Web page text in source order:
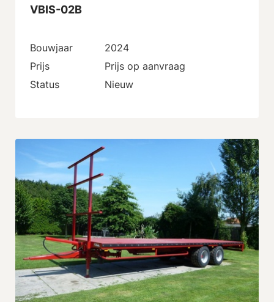
VBIS-02B
Bouwjaar
2024
Prijs
Prijs op aanvraag
Status
Nieuw